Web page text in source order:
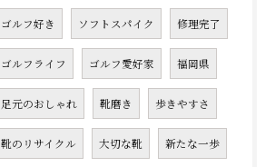
ゴルフ好き ソフトスパイク 修理完了
ゴルフライフ ゴルフ愛好家 福岡県
足元のおしゃれ 靴磨き 歩きやすさ
靴のリサイクル 大切な靴 新たな一歩